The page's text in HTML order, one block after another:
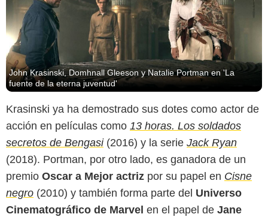
John Krasinski, Domhnall Gleeson y Natalie Portman en 'La
fuente de la eterna juventud'
Krasinski ya ha demostrado sus dotes como actor de
acción en películas como 13 horas. Los soldados
secretos de Bengasi(2016) y la serie Jack Ryan
(2018). Portman, por otro lado, es ganadora de un
premio Oscar a Mejor actriz por su papel en Cisne
negro (2010) y también forma parte del Universo
Cinematográfico de Marvel en el papel de Jane